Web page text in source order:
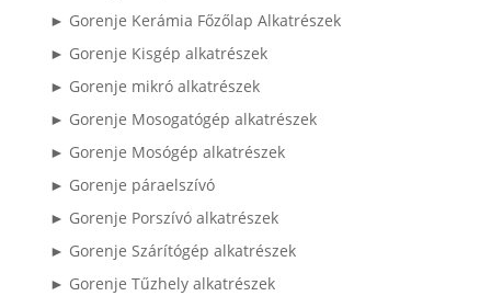
► Gorenje Kerámia Főzőlap Alkatrészek
► Gorenje Kisgép alkatrészek
► Gorenje mikró alkatrészek
► Gorenje Mosogatógép alkatrészek
► Gorenje Mosógép alkatrészek
► Gorenje páraelszívó
► Gorenje Porszívó alkatrészek
► Gorenje Szárítógép alkatrészek
► Gorenje Tűzhely alkatrészek